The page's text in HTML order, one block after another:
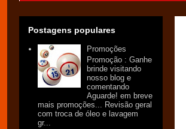
Postagens populares
Promoções
Promoção : Ganhe
brinde visitando
nosso blog e
comentando
Aguarde! em breve
mais promoções... Revisão geral
com troca de óleo e lavagem
gr...